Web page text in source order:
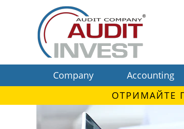
Company
Accounting
ОТРИМАЙТЕ